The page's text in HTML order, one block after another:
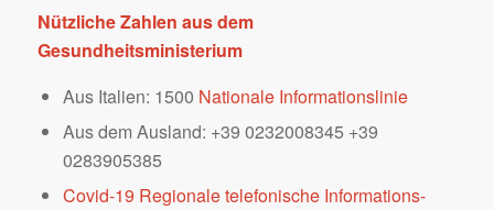
Nützliche Zahlen aus dem
Gesundheitsministerium
Aus Italien: 1500 Nationale Informationslinie
Aus dem Ausland: +39 0232008345 +39
0283905385
Covid-19 Regionale telefonische Informations-